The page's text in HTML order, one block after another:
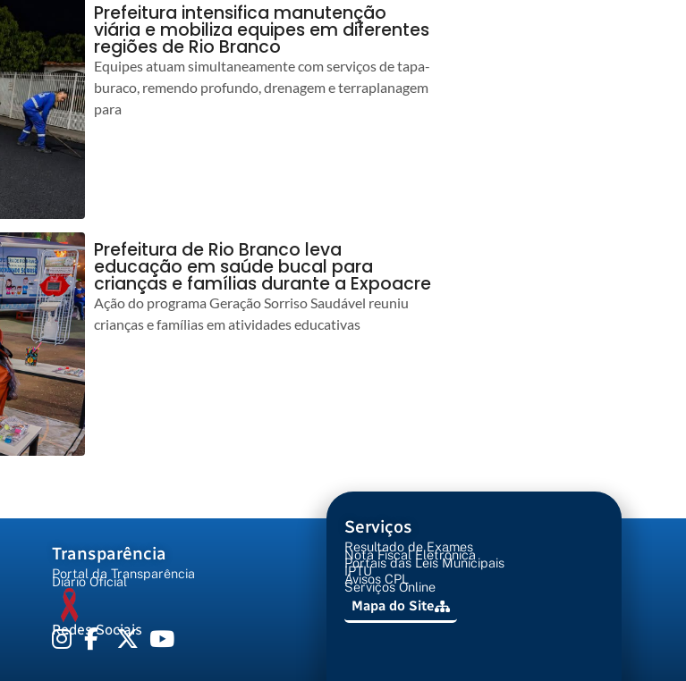
Prefeitura intensifica manutenção
viária e mobiliza equipes em diferentes
regiões de Rio Branco
Equipes atuam simultaneamente com serviços de tapa-
buraco, remendo profundo, drenagem e terraplanagem
para
Prefeitura de Rio Branco leva
educação em saúde bucal para
crianças e famílias durante a Expoacre
Ação do programa Geração Sorriso Saudável reuniu
crianças e famílias em atividades educativas
Transparência
Portal da Transparência
Diário Oficial
Redes Sociais
Serviços
Resultado de Exames
Nota Fiscal Eletrônica
Portais das Leis Municipais
IPTU
Avisos CPL
Serviços Online
Mapa do Site